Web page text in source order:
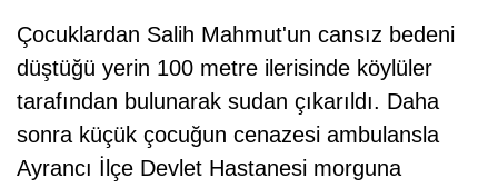
Çocuklardan Salih Mahmut'un cansız bedeni
düştüğü yerin 100 metre ilerisinde köylüler
tarafından bulunarak sudan çıkarıldı. Daha
sonra küçük çocuğun cenazesi ambulansla
Ayrancı İlçe Devlet Hastanesi morguna